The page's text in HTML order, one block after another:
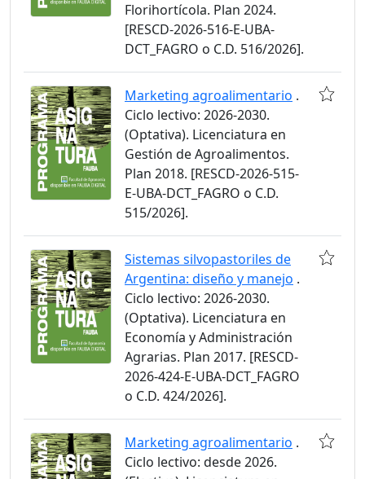
Florihortícola. Plan 2024.
[RESCD-2026-516-E-UBA-
DCT_FAGRO o C.D. 516/2026].
Marketing agroalimentario .
Ciclo lectivo: 2026-2030.
(Optativa). Licenciatura en
Gestión de Agroalimentos.
Plan 2018. [RESCD-2026-515-
E-UBA-DCT_FAGRO o C.D.
515/2026].
Sistemas silvopastoriles de
Argentina: diseño y manejo .
Ciclo lectivo: 2026-2030.
(Optativa). Licenciatura en
Economía y Administración
Agrarias. Plan 2017. [RESCD-
2026-424-E-UBA-DCT_FAGRO
o C.D. 424/2026].
Marketing agroalimentario .
Ciclo lectivo: desde 2026.